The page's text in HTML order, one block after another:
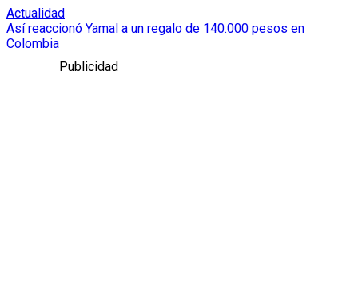
Actualidad
Así reaccionó Yamal a un regalo de 140.000 pesos en
Colombia
Publicidad